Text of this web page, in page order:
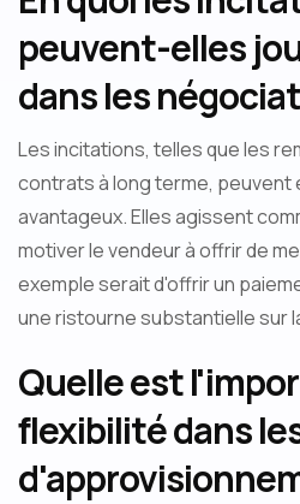
peuvent-elles
dans les
Les incitations, telles que les
contrats à long terme,
avantageux. Elles agissent
motiver le vendeur à offrir de
exemple serait d'offrir un
une ristourne substantielle sur
Quelle est
flexibilité dans